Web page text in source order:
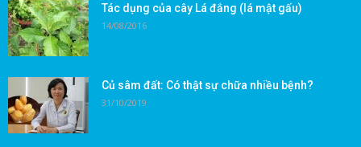
Tác dụng của cây Lá đắng (lá mật gấu)
14/08/2016
Củ sâm đất: Có thật sự chữa nhiều bệnh?
31/10/2019